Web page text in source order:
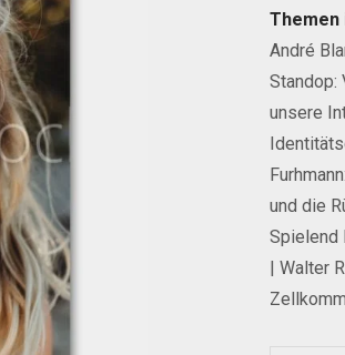
Themen
André
Standop:
unsere
und die
Spielend
| Walter